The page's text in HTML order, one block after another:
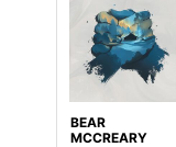
BEAR
MCCREARY